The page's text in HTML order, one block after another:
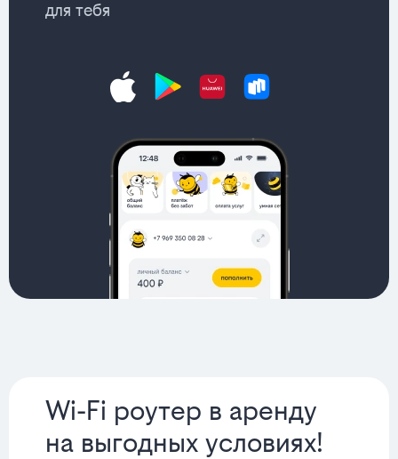
для тебя
Wi-Fi роутер в аренду
на выгодных условиях!